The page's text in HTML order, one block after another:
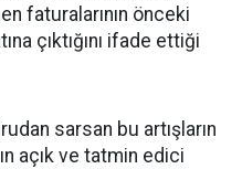
faturalarının önceki
çıktığını ifade ettiği
sarsan bu artışların
açık ve tatmin edici